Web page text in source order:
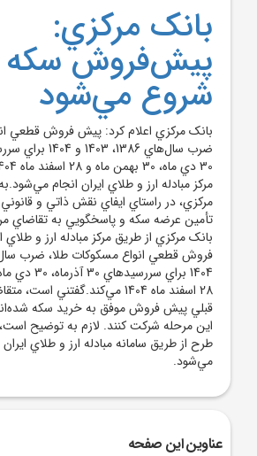
بانک مرکزي:
پيش‌فروش سکه
شروع مي‌شود
بانک مرکزي اعلام کرد: پيش فروش قطعي
مرکز مبادله ارز و طلاي ايران انجام
مرکزي، در راستاي ايفاي نقش ذاتي و
تأمين عرضه سکه و پاسخگويي به تقاضاي
بانک مرکزي از طريق مرکز مبادله ارز و
28 اسفند ماه 1404 مي‌کند.گفتني
قبلي پيش فروش موفق به خريد سکه شده‌اند
اين مرحله شرکت کنند. لازم به توضيح
طرح از طريق سامانه مبادله ارز و طلاي
مي‌شود.
عناوین این صفحه